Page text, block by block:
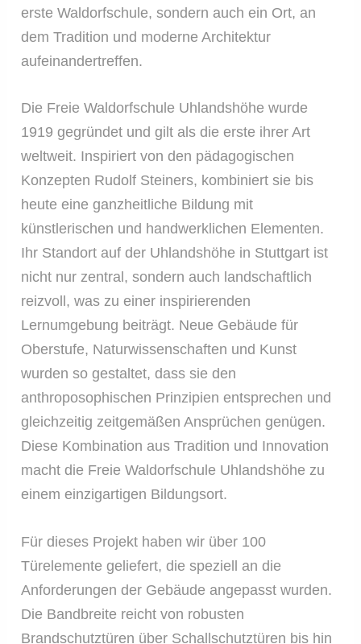
erste Waldorfschule, sondern auch ein Ort, an
dem Tradition und moderne Architektur
aufeinandertreffen.
Die Freie Waldorfschule Uhlandshöhe wurde
1919 gegründet und gilt als die erste ihrer Art
weltweit. Inspiriert von den pädagogischen
Konzepten Rudolf Steiners, kombiniert sie bis
heute eine ganzheitliche Bildung mit
künstlerischen und handwerklichen Elementen.
Ihr Standort auf der Uhlandshöhe in Stuttgart ist
nicht nur zentral, sondern auch landschaftlich
reizvoll, was zu einer inspirierenden
Lernumgebung beiträgt. Neue Gebäude für
Oberstufe, Naturwissenschaften und Kunst
wurden so gestaltet, dass sie den
anthroposophischen Prinzipien entsprechen und
gleichzeitig zeitgemäßen Ansprüchen genügen.
Diese Kombination aus Tradition und Innovation
macht die Freie Waldorfschule Uhlandshöhe zu
einem einzigartigen Bildungsort.
Für dieses Projekt haben wir über 100
Türelemente geliefert, die speziell an die
Anforderungen der Gebäude angepasst wurden.
Die Bandbreite reicht von robusten
Brandschutztüren über Schallschutztüren bis hin